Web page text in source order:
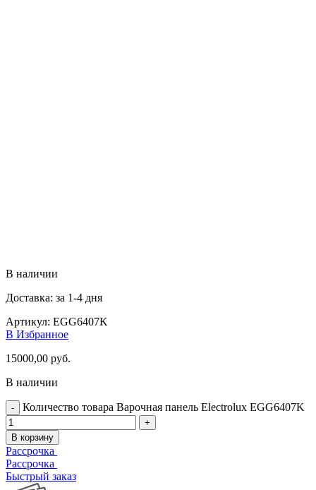
В наличии
Доставка: за 1-4 дня
Артикул: EGG6407K
В Избранное
15000,00 руб.
В наличии
Количество товара Варочная панель Electrolux EGG6407K
В корзину
Рассрочка
Рассрочка
Быстрый заказ